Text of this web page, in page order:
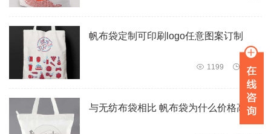
帆布袋定制可印刷logo任意图案订制
 1199  5年前
与无纺布袋相比 帆布袋为什么价格高？